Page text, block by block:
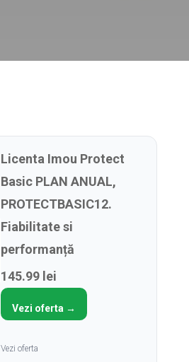
Licenta Imou Protect
Basic PLAN ANUAL,
PROTECTBASIC12.
Fiabilitate si
performanță
145.99 lei
Vezi oferta →
Vezi oferta